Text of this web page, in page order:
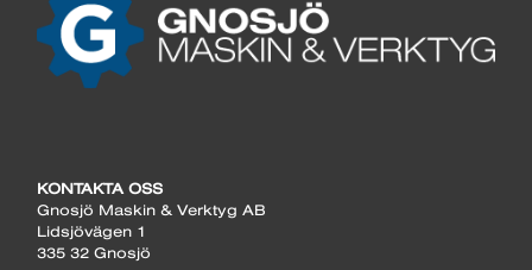
KONTAKTA OSS
Gnosjö Maskin & Verktyg AB
Lidsjövägen 1
335 32 Gnosjö